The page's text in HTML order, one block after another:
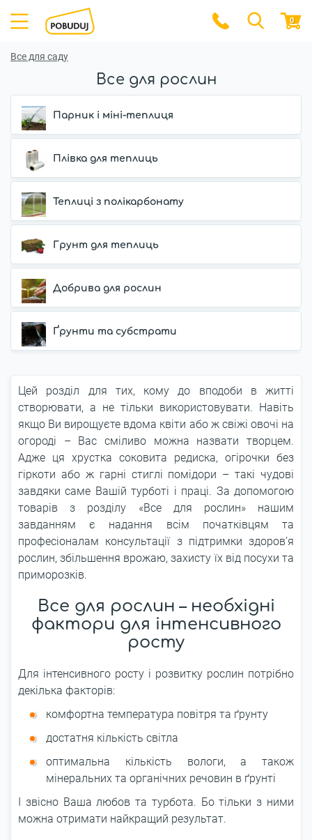
0
Все для саду
Все для рослин
Парник і міні-теплиця
Плівка для теплиць
Теплиці з полікарбонату
Грунт для теплиць
Добрива для рослин
Ґрунти та субстрати
Цей розділ для тих, кому до вподоби в житті
створювати, а не тільки використовувати. Навіть
якщо Ви вирощуєте вдома квіти або ж свіжі овочі на
огороді – Вас сміливо можна назвати творцем.
Адже ця хрустка соковита редиска, огірочки без
гіркоти або ж гарні стиглі помідори – такі чудові
завдяки саме Вашій турботі і праці. За допомогою
товарів з розділу «Все для рослин» нашим
завданням є надання всім початківцям та
професіоналам консультації з підтримки здоров’я
рослин, збільшення врожаю, захисту їх від посухи та
приморозків.
Все для рослин – необхідні
фактори для інтенсивного
росту
Для інтенсивного росту і розвитку рослин потрібно
декілька факторів:
комфортна температура повітря та ґрунту
достатня кількість світла
оптимальна кількість вологи, а також
мінеральних та органічних речовин в ґрунті
І звісно Ваша любов та турбота. Бо тільки з ними
можна отримати найкращий результат.